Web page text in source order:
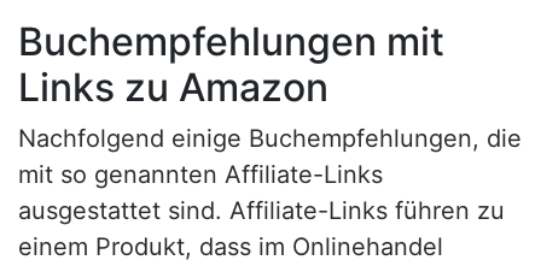
Buchempfehlungen mit
Links zu Amazon
Nachfolgend einige Buchempfehlungen, die
mit so genannten Affiliate-Links
ausgestattet sind. Affiliate-Links führen zu
einem Produkt, dass im Onlinehandel